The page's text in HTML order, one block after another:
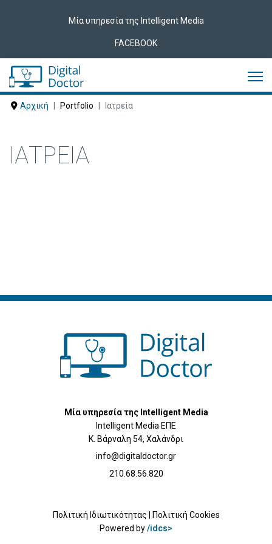
Μία υπηρεσία της Intelligent Media
FACEBOOK
Αρχική Portfolio Ιατρεία
ΙΑΤΡΕΊΑ
Μία υπηρεσία της Intelligent Media
Intelligent Media ΕΠΕ
Κ. Βάρναλη 54, Χαλάνδρι
info@digitaldoctor.gr
210.68.56.820
Πολιτική Ιδιωτικότητας | Πολιτική Cookies
Powered by/idcs>